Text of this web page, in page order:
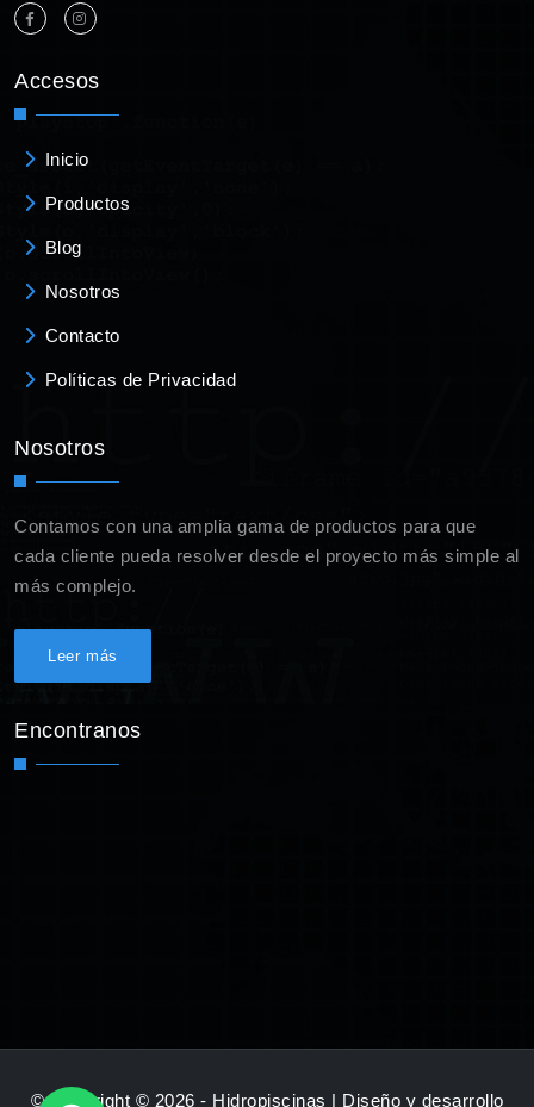
Accesos
Inicio
Productos
Blog
Nosotros
Contacto
Políticas de Privacidad
Nosotros
Contamos con una amplia gama de productos para que
cada cliente pueda resolver desde el proyecto más simple al
más complejo.
Leer más
Encontranos
© Copyright © 2026 - Hidropiscinas | Diseño y desarrollo